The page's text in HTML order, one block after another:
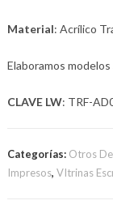
Material: Acrílico
Elaboramos
CLAVE LW: TRF-
Categorías: Otros
Impresos,VItrinas